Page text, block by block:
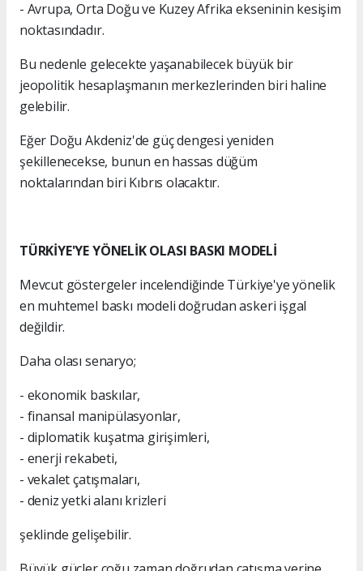
- Avrupa, Orta Doğu ve Kuzey Afrika ekseninin kesişim
noktasındadır.
Bu nedenle gelecekte yaşanabilecek büyük bir
jeopolitik hesaplaşmanın merkezlerinden biri haline
gelebilir.
Eğer Doğu Akdeniz'de güç dengesi yeniden
şekillenecekse, bunun en hassas düğüm
noktalarından biri Kıbrıs olacaktır.
TÜRKİYE'YE YÖNELİK OLASI BASKI MODELİ
Mevcut göstergeler incelendiğinde Türkiye'ye yönelik
en muhtemel baskı modeli doğrudan askeri işgal
değildir.
Daha olası senaryo;
- ekonomik baskılar,
- finansal manipülasyonlar,
- diplomatik kuşatma girişimleri,
- enerji rekabeti,
- vekalet çatışmaları,
- deniz yetki alanı krizleri
şeklinde gelişebilir.